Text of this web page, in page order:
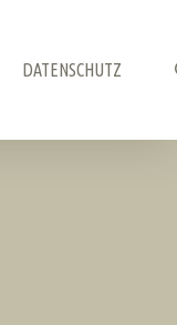
DATENSCHUTZ